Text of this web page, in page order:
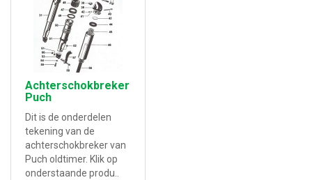
Achterschokbreker
Puch
Dit is de onderdelen
tekening van de
achterschokbreker van
Puch oldtimer. Klik op
onderstaande produ..